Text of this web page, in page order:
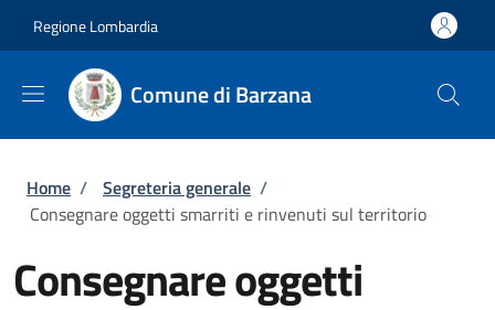
Regione Lombardia
Comune di Barzana
Briciole di pane
Home / Segreteria generale /
Consegnare oggetti smarriti e rinvenuti sul territorio
Consegnare oggetti